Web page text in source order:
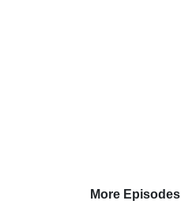
More Episodes